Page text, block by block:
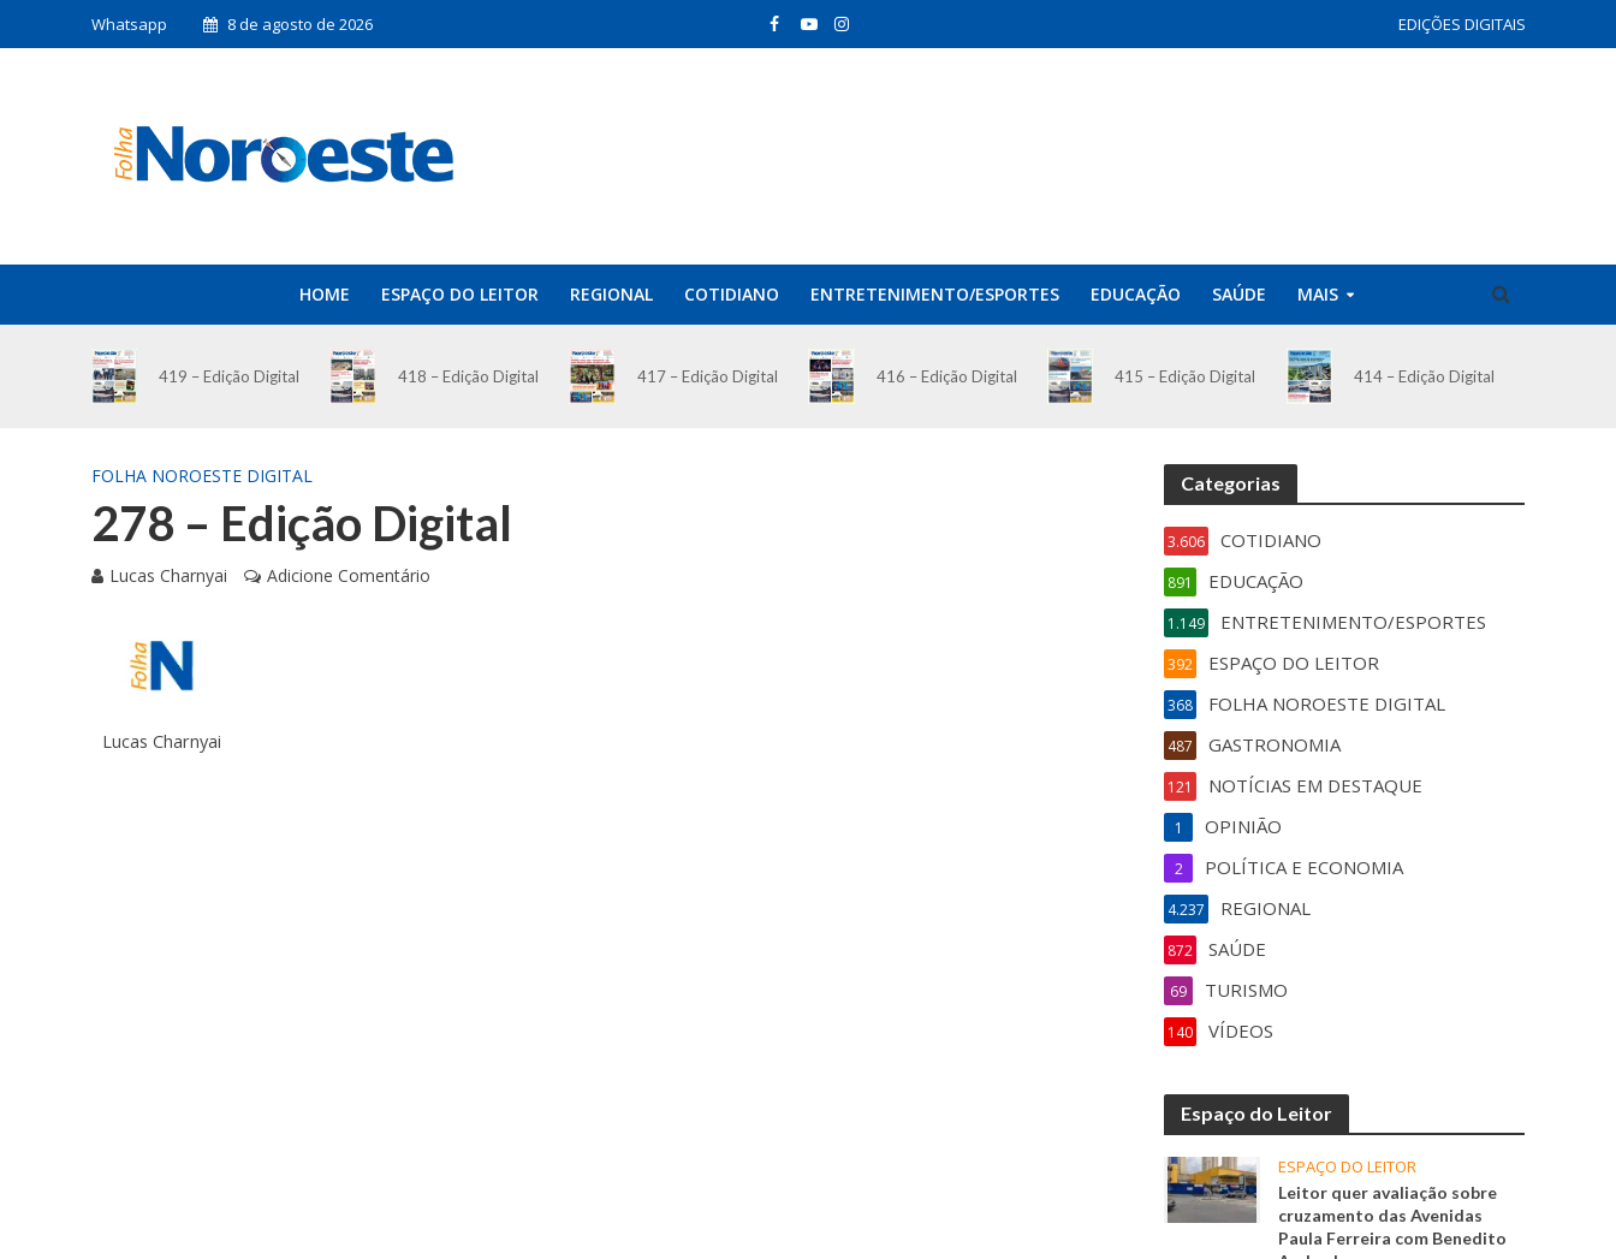
Whatsapp 8 de agosto de 2026 EDIÇÕES DIGITAIS
HOME ESPAÇO DO LEITOR REGIONAL COTIDIANO ENTRETENIMENTO/ESPORTES EDUCAÇÃO SAÚDE MAIS
419 – Edição Digital 418 – Edição Digital 417 – Edição Digital 416 – Edição Digital 415 – Edição Digital 414 – Edição Digital
FOLHA NOROESTE DIGITAL
278 – Edição Digital
Lucas Charnyai Adicione Comentário
Lucas Charnyai
Categorias
COTIDIANO
3.606
EDUCAÇÃO
891
ENTRETENIMENTO/ESPORTES
1.149
ESPAÇO DO LEITOR
392
FOLHA NOROESTE DIGITAL
368
GASTRONOMIA
487
NOTÍCIAS EM DESTAQUE
121
OPINIÃO
1
POLÍTICA E ECONOMIA
2
REGIONAL
4.237
SAÚDE
872
TURISMO
69
VÍDEOS
140
Espaço do Leitor
ESPAÇO DO LEITOR
Leitor quer avaliação sobre
cruzamento das Avenidas
Paula Ferreira com Benedito